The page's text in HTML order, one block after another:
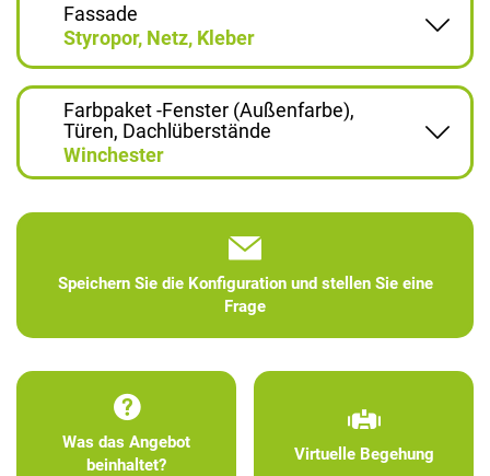
Fassade
Styropor, Netz, Kleber
Farbpaket -Fenster (Außenfarbe),
Türen, Dachlüberstände
Winchester
Speichern Sie die Konfiguration und stellen Sie eine
Frage
Was das Angebot
beinhaltet?
Virtuelle Begehung